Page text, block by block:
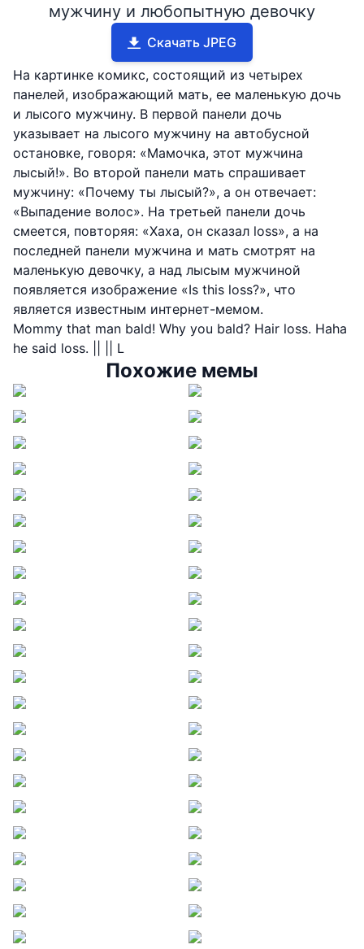
мужчину и любопытную девочку
Скачать JPEG
На картинке комикс, состоящий из четырех
панелей, изображающий мать, ее маленькую дочь
и лысого мужчину. В первой панели дочь
указывает на лысого мужчину на автобусной
остановке, говоря: «Мамочка, этот мужчина
лысый!». Во второй панели мать спрашивает
мужчину: «Почему ты лысый?», а он отвечает:
«Выпадение волос». На третьей панели дочь
смеется, повторяя: «Хаха, он сказал loss», а на
последней панели мужчина и мать смотрят на
маленькую девочку, а над лысым мужчиной
появляется изображение «Is this loss?», что
является известным интернет-мемом.
Mommy that man bald! Why you bald? Hair loss. Haha
he said loss. || || L
Похожие мемы